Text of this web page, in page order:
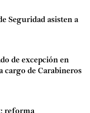
Seguridad asisten a
de excepción en
cargo de Carabineros